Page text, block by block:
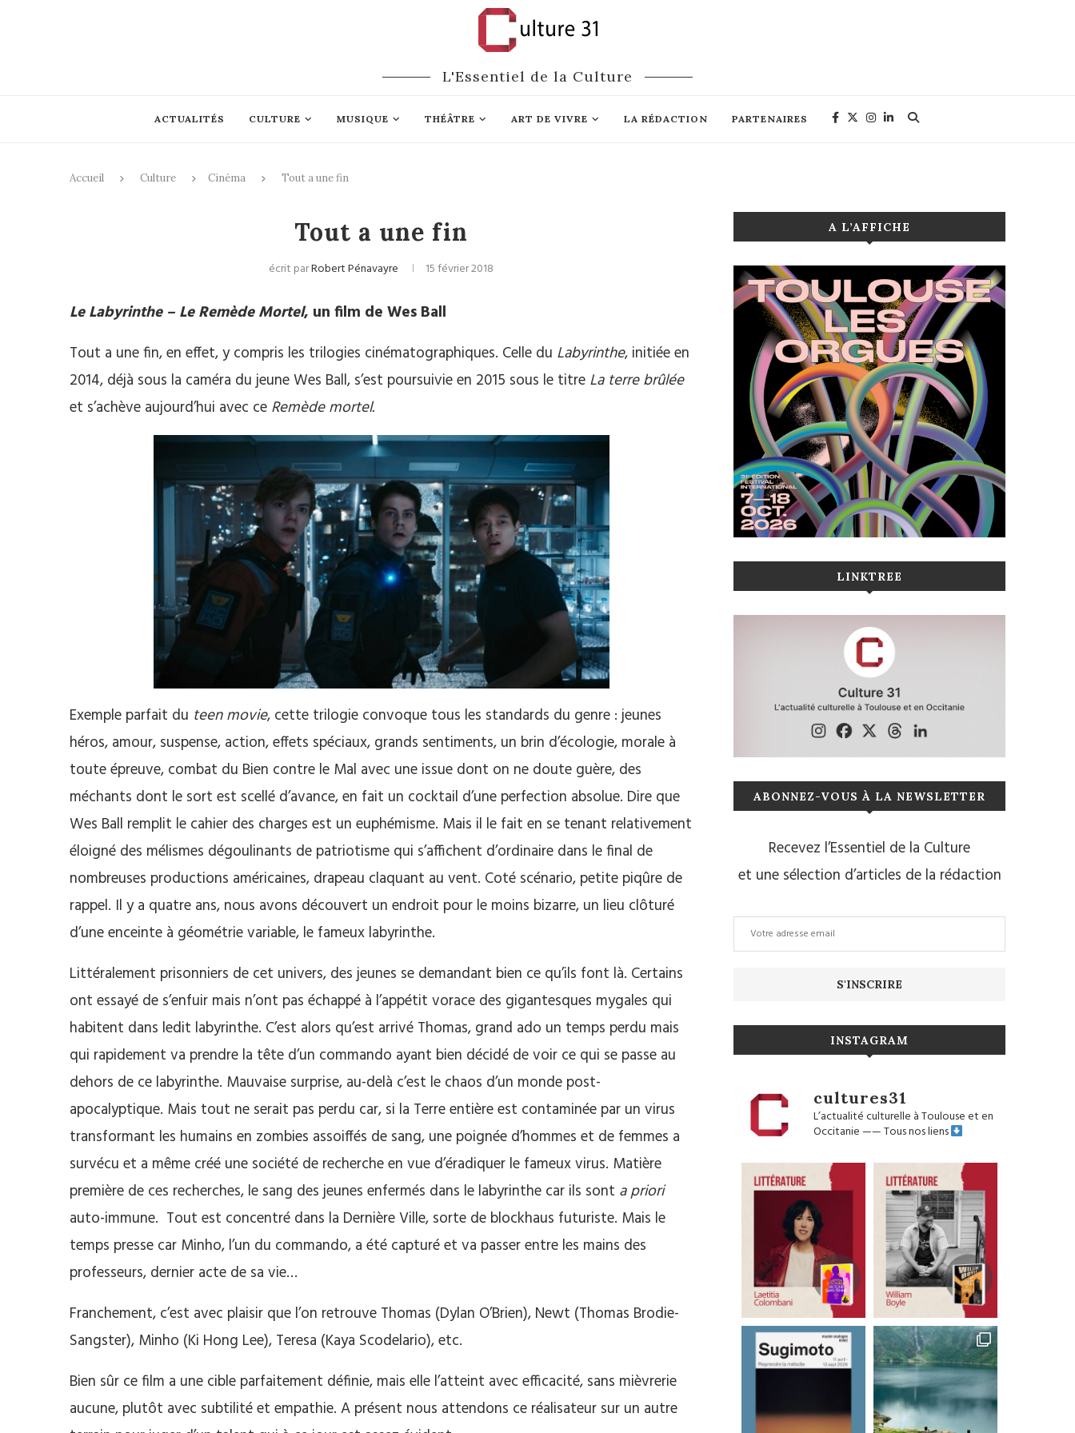
L'Essentiel de la Culture
ACTUALITÉS CULTURE MUSIQUE THÉÂTRE ART DE VIVRE LA RÉDACTION PARTENAIRES
Accueil Culture Cinéma Tout a une fin
Tout a une fin
écrit parRobert Pénavayre 15 février 2018
Le Labyrinthe – Le Remède Mortel, un film de Wes Ball
Tout a une fin, en effet, y compris les trilogies cinématographiques. Celle du Labyrinthe, initiée en
2014, déjà sous la caméra du jeune Wes Ball, s’est poursuivie en 2015 sous le titre La terre brûlée
et s’achève aujourd’hui avec ce Remède mortel.
Exemple parfait du teen movie, cette trilogie convoque tous les standards du genre : jeunes
héros, amour, suspense, action, effets spéciaux, grands sentiments, un brin d’écologie, morale à
toute épreuve, combat du Bien contre le Mal avec une issue dont on ne doute guère, des
méchants dont le sort est scellé d’avance, en fait un cocktail d’une perfection absolue. Dire que
Wes Ball remplit le cahier des charges est un euphémisme. Mais il le fait en se tenant relativement
éloigné des mélismes dégoulinants de patriotisme qui s’affichent d’ordinaire dans le final de
nombreuses productions américaines, drapeau claquant au vent. Coté scénario, petite piqûre de
rappel. Il y a quatre ans, nous avons découvert un endroit pour le moins bizarre, un lieu clôturé
d’une enceinte à géométrie variable, le fameux labyrinthe.
Littéralement prisonniers de cet univers, des jeunes se demandant bien ce qu’ils font là. Certains
ont essayé de s’enfuir mais n’ont pas échappé à l’appétit vorace des gigantesques mygales qui
habitent dans ledit labyrinthe. C’est alors qu’est arrivé Thomas, grand ado un temps perdu mais
qui rapidement va prendre la tête d’un commando ayant bien décidé de voir ce qui se passe au
dehors de ce labyrinthe. Mauvaise surprise, au-delà c’est le chaos d’un monde post-
apocalyptique. Mais tout ne serait pas perdu car, si la Terre entière est contaminée par un virus
transformant les humains en zombies assoiffés de sang, une poignée d’hommes et de femmes a
survécu et a même créé une société de recherche en vue d’éradiquer le fameux virus. Matière
première de ces recherches, le sang des jeunes enfermés dans le labyrinthe car ils sont a priori
auto-immune. Tout est concentré dans la Dernière Ville, sorte de blockhaus futuriste. Mais le
temps presse car Minho, l’un du commando, a été capturé et va passer entre les mains des
professeurs, dernier acte de sa vie…
Franchement, c’est avec plaisir que l’on retrouve Thomas (Dylan O’Brien), Newt (Thomas Brodie-
Sangster), Minho (Ki Hong Lee), Teresa (Kaya Scodelario), etc.
Bien sûr ce film a une cible parfaitement définie, mais elle l’atteint avec efficacité, sans mièvrerie
aucune, plutôt avec subtilité et empathie. A présent nous attendons ce réalisateur sur un autre
A L’AFFICHE
LINKTREE
ABONNEZ-VOUS À LA NEWSLETTER
Recevez l’Essentiel de la Culture
et une sélection d’articles de la rédaction
INSTAGRAM
cultures31
L’actualité culturelle à Toulouse et en
Occitanie——Tous nos liens